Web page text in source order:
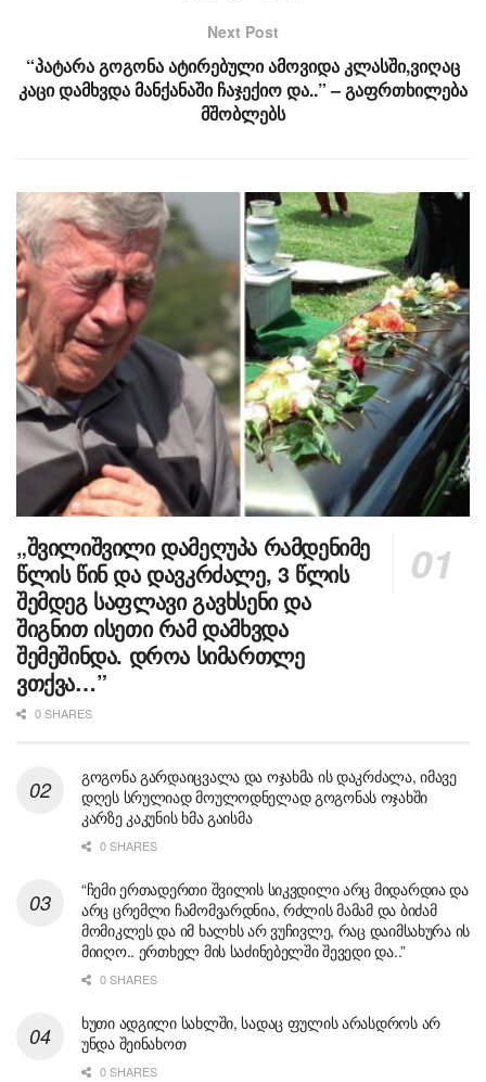
Next Post
“პატარა გოგონა ატირებული ამოვიდა კლასში,ვიღაც
კაცი დამხვდა მანქანაში ჩაჯექიო და..” – გაფრთხილება
მშობლებს
„შვილიშვილი დამეღუპა რამდენიმე
წლის წინ და დავკრძალე, 3 წლის
შემდეგ საფლავი გავხსენი და
შიგნით ისეთი რამ დამხვდა
შემეშინდა. დროა სიმართლე
ვთქვა…”
0 SHARES
გოგონა გარდაიცვალა და ოჯახმა ის დაკრძალა, იმავე
დღეს სრულიად მოულოდნელად გოგონას ოჯახში
კარზე კაკუნის ხმა გაისმა
0 SHARES
“ჩემი ერთადერთი შვილის სიკვდილი არც მიდარდია და
არც ცრემლი ჩამომვარდნია, რძლის მამამ და ბიძამ
მომიკლეს და იმ ხალხს არ ვუჩივლე, რაც დაიმსახურა ის
მიიღო.. ერთხელ მის საძინებელში შევედი და..”
0 SHARES
ხუთი ადგილი სახლში, სადაც ფულის არასდროს არ
უნდა შეინახოთ
0 SHARES